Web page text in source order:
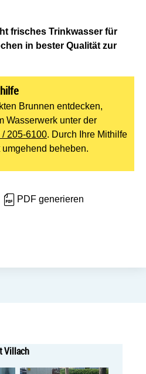
frisches Trinkwasser für
in bester Qualität zur
Brunnen entdecken,
Wasserwerk unter der
/ 205-6100. Durch Ihre Mithilfe
beheben.
PDF generieren
Villach